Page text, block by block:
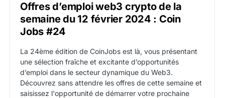
Offres d’emploi web3 crypto de la
semaine du 12 février 2024 : Coin
Jobs #24
La 24ème édition de CoinJobs est là, vous présentant
une sélection fraîche et excitante d’opportunités
d’emploi dans le secteur dynamique du Web3.
Découvrez sans attendre les offres de cette semaine et
saisissez l'opportunité de démarrer votre prochaine